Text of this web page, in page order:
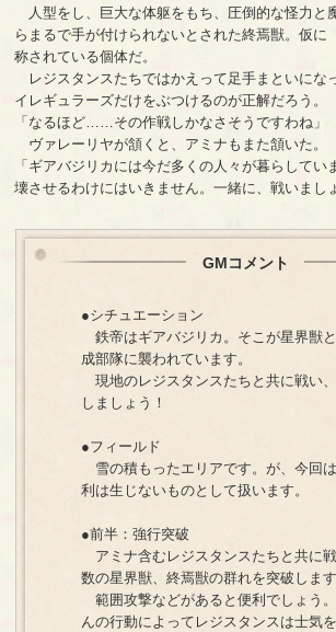
人型をし、巨大な体躯をもち、圧倒的な怪力と
らまるで手が付けられないとされた終焉獣。仮に
称されている個体だ。
レジスタンスたちではかえって足手まといにな
イレギュラーズだけをぶつけるのが正解だろう。
「なるほど……その作戦しかなさそうですわね」
ヴァレーリヤが頷くと、アミナもまた頷いた。
「ギアバジリカには今だ多くの人々が暮らしてい
壊させるわけにはいきません。一緒に、戦いまし
GMコメント
●シチュエーション
鉄帝はギアバジリカ。そこが星界獣
成部隊に襲われています。
現地のレジスタンスたちと共に戦い
しましょう！
●フィールド
雪の積もったエリアです。が、今回
利は生じないものとして扱います。
●前半：強行突破
アミナ含むレジスタンスたちと共に
数の星界獣、終焉獣の群れを突破します
範囲攻撃などがあると便利でしょう
んの行動によってレジスタンスは士気を